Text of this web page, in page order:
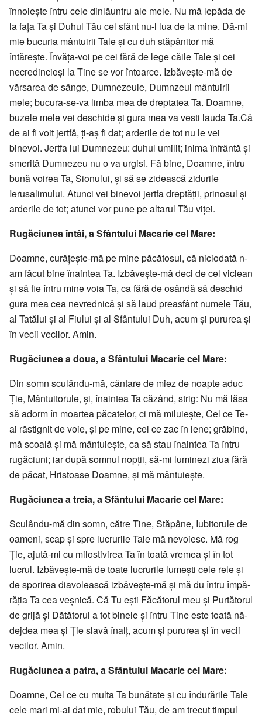
înnoiește întru cele dinlăuntru ale mele. Nu mă lepăda de
la fața Ta și Duhul Tău cel sfânt nu-l lua de la mine. Dă-mi
mie bucuria mântuirii Tale și cu duh stăpânitor mă
întărește. Învăța-voi pe cei fără de lege căile Tale și cei
necredincioși la Tine se vor întoarce. Izbăvește-mă de
vărsarea de sânge, Dumnezeule, Dumnzeul mântuirii
mele; bucura-se-va limba mea de dreptatea Ta. Doamne,
buzele mele vei deschide și gura mea va vesti lauda Ta.Că
de ai fi voit jertfă, ți-aș fi dat; arderile de tot nu le vei
binevoi. Jertfa lui Dumnezeu: duhul umilit; inima înfrântă și
smerită Dumnezeu nu o va urgisi. Fă bine, Doamne, întru
bună voirea Ta, Sionului, și să se zidească zidurile
Ierusalimului. Atunci vei binevoi jertfa dreptății, prinosul și
arderile de tot; atunci vor pune pe altarul Tău viței.
Rugăciunea întâi, a Sfântului Macarie cel Mare:
Doamne, curățește-mă pe mine pă­­că­to­sul, că niciodată n-
am făcut bine înaintea Ta. Izbăvește-mă deci de cel viclean
și să fie întru mine voia Ta, ca fără de osândă să deschid
gura mea cea nevrednică și să laud prea­sfânt nu­mele Tău,
al Tatălui și al Fiului și al Sfântului Duh, acum și puru­rea și
în vecii vecilor. Amin.
Rugăciunea a doua, a Sfântului Macarie cel Mare:
Din somn sculându-mă, cântare de miez de noapte aduc
Ție, Mân­tu­itorule, și, înaintea Ta căzând, strig: Nu mă lăsa
să adorm în moartea pă­catelor, ci mă mi­luiește, Cel ce Te-
ai răstignit de voie, și pe mine, cel ce zac în lene; grăbind,
mă scoa­lă și mă mân­tuiește, ca să stau înaintea Ta întru
rugăciuni; iar după somnul nopții, să-mi lumi­nezi ziua fără
de păcat, Hris­toase Doam­ne, și mă mântuiește.
Rugăciunea a treia, a Sfântului Macarie cel Mare:
Sculându-mă din somn, către Tine, Stă­pâne, Iubitorule de
oameni, scap și spre lucrurile Tale mă nevoiesc. Mă rog
Ție, ajută-mi cu milostivirea Ta în toată vre­mea și în tot
lucrul. Iz­bă­vește-mă de toa­te lucrurile lumești cele rele și
de spo­rirea diavolească izbăvește-mă și mă du întru împă­
răția Ta cea veșnică. Că Tu ești Făcă­­torul meu și Purtătorul
de grijă și Dătătorul a tot binele și întru Tine este toa­­tă nă­
dejdea mea și Ție slavă înalț, acum și pururea și în vecii
vecilor. Amin.
Rugăciunea a patra, a Sfântului Macarie cel Mare:
Doamne, Cel ce cu multa Ta bu­nă­tate și cu îndurările Tale
cele mari mi-ai dat mie, robului Tău, de am trecut timpul